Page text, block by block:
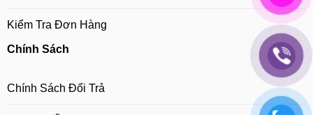
Kiểm Tra Đơn Hàng
Chính Sách
Chính Sách Đổi Trả